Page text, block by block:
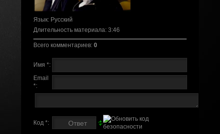
Язык: Русский
Длительность материала: 3:46
Всего комментариев: 0
Имя *:
Email
*:
Код *: